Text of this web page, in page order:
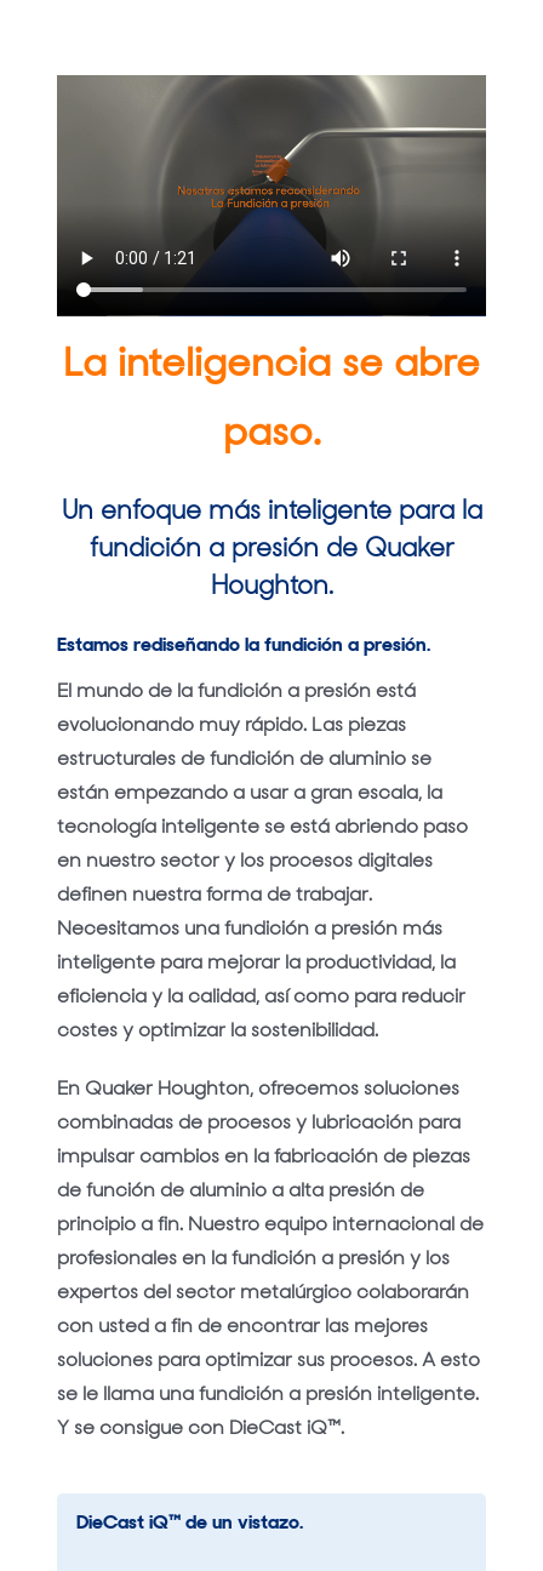
La inteligencia se abre
paso.
Un enfoque más inteligente para la
fundición a presión de Quaker
Houghton.
Estamos rediseñando la fundición a presión.
El mundo de la fundición a presión está
evolucionando muy rápido. Las piezas
estructurales de fundición de aluminio se
están empezando a usar a gran escala, la
tecnología inteligente se está abriendo paso
en nuestro sector y los procesos digitales
definen nuestra forma de trabajar.
Necesitamos una fundición a presión más
inteligente para mejorar la productividad, la
eficiencia y la calidad, así como para reducir
costes y optimizar la sostenibilidad.
En Quaker Houghton, ofrecemos soluciones
combinadas de procesos y lubricación para
impulsar cambios en la fabricación de piezas
de función de aluminio a alta presión de
principio a fin. Nuestro equipo internacional de
profesionales en la fundición a presión y los
expertos del sector metalúrgico colaborarán
con usted a fin de encontrar las mejores
soluciones para optimizar sus procesos. A esto
se le llama una fundición a presión inteligente.
Y se consigue con DieCast iQ™.
DieCast iQ™ de un vistazo.